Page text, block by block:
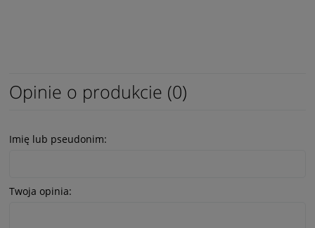
Opinie o produkcie (0)
Imię lub pseudonim:
Twoja opinia: